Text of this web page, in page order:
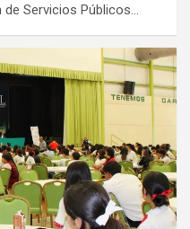
de Servicios Públicos…